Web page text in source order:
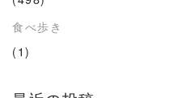
食べ歩き
(1)